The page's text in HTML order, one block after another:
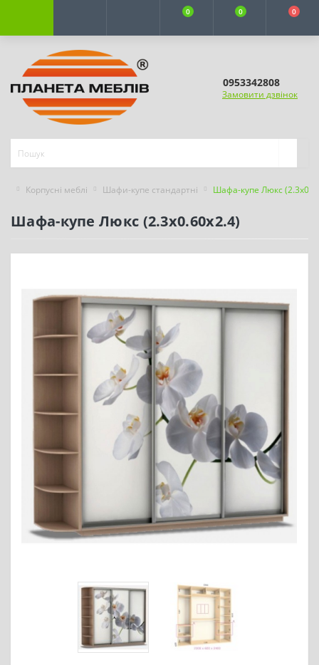
0 0 0
0953342808
Замовити дзвінок
Корпусні меблі Шафи-купе стандартні Шафа-купе Люкс
Шафа-купе Люкс (2.3х0.60х2.4)